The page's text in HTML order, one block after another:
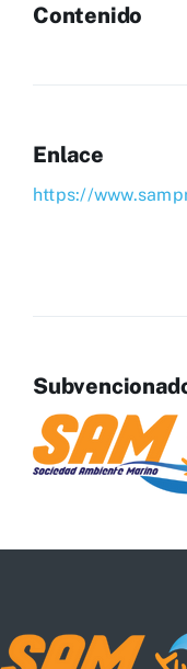
Contenido
Enlace
https://